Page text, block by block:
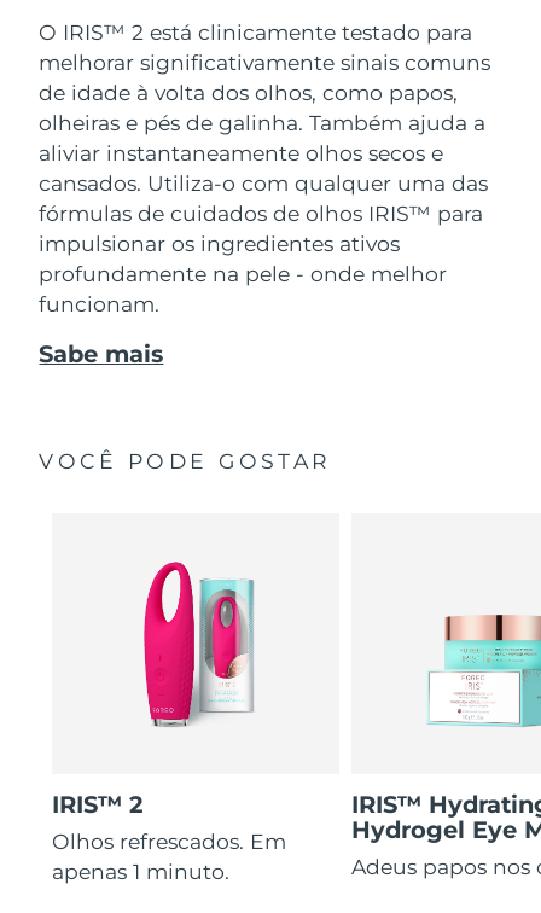
O IRIS™ 2 está clinicamente testado para
melhorar significativamente sinais comuns
de idade à volta dos olhos, como papos,
olheiras e pés de galinha. Também ajuda a
aliviar instantaneamente olhos secos e
cansados. Utiliza-o com qualquer uma das
fórmulas de cuidados de olhos IRIS™ para
impulsionar os ingredientes ativos
profundamente na pele - onde melhor
funcionam.
Sabe mais
VOCÊ PODE GOSTAR
IRIS™ 2
Olhos refrescados. Em
apenas 1 minuto.
IRIS™
Hydrogel Eye
Adeus papos nos